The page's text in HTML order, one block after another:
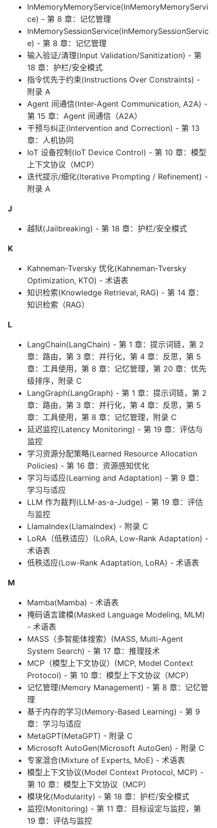
InMemoryMemoryService(InMemoryMemoryServi
ce) - 第 8 章：记忆管理
InMemorySessionService(InMemorySessionServic
e) - 第 8 章：记忆管理
输入验证/清理(Input Validation/Sanitization) - 第
18 章：护栏/安全模式
指令优先于约束(Instructions Over Constraints) -
附录 A
Agent 间通信(Inter-Agent Communication, A2A) -
第 15 章：Agent 间通信（A2A）
干预与纠正(Intervention and Correction) - 第 13
章：人机协同
IoT 设备控制(IoT Device Control) - 第 10 章：模型
上下文协议（MCP）
迭代提示/细化(Iterative Prompting / Refinement) -
附录 A
J
越狱(Jailbreaking) - 第 18 章：护栏/安全模式
K
Kahneman-Tversky 优化(Kahneman-Tversky
Optimization, KTO) - 术语表
知识检索(Knowledge Retrieval, RAG) - 第 14 章：
知识检索（RAG）
L
LangChain(LangChain) - 第 1 章：提示词链，第 2
章：路由，第 3 章：并行化，第 4 章：反思，第 5
章：工具使用，第 8 章：记忆管理，第 20 章：优先
级排序，附录 C
LangGraph(LangGraph) - 第 1 章：提示词链，第 2
章：路由，第 3 章：并行化，第 4 章：反思，第 5
章：工具使用，第 8 章：记忆管理，附录 C
延迟监控(Latency Monitoring) - 第 19 章：评估与
监控
学习资源分配策略(Learned Resource Allocation
Policies) - 第 16 章：资源感知优化
学习与适应(Learning and Adaptation) - 第 9 章：
学习与适应
LLM 作为裁判(LLM-as-a-Judge) - 第 19 章：评估
与监控
LlamaIndex(LlamaIndex) - 附录 C
LoRA（低秩适应）(LoRA, Low-Rank Adaptation) -
术语表
低秩适应(Low-Rank Adaptation, LoRA) - 术语表
M
Mamba(Mamba) - 术语表
掩码语言建模(Masked Language Modeling, MLM)
- 术语表
MASS（多智能体搜索）(MASS, Multi-Agent
System Search) - 第 17 章：推理技术
MCP（模型上下文协议）(MCP, Model Context
Protocol) - 第 10 章：模型上下文协议（MCP）
记忆管理(Memory Management) - 第 8 章：记忆管
理
基于内存的学习(Memory-Based Learning) - 第 9
章：学习与适应
MetaGPT(MetaGPT) - 附录 C
Microsoft AutoGen(Microsoft AutoGen) - 附录 C
专家混合(Mixture of Experts, MoE) - 术语表
模型上下文协议(Model Context Protocol, MCP) -
第 10 章：模型上下文协议（MCP）
模块化(Modularity) - 第 18 章：护栏/安全模式
监控(Monitoring) - 第 11 章：目标设定与监控，第
19 章：评估与监控